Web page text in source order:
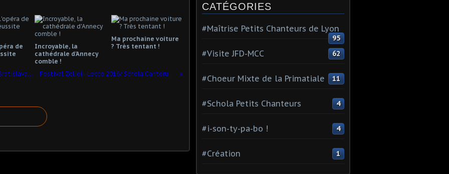
de
Incroyable, la
cathédrale d'Annecy
comble !
Ma prochaine voiture
? Très tentant !
Concert extraodinaire de gala par le Bratislava Boys choir Festival Zelioli-Lecco 2016/ Schola Cantorum de Aalst
CATÉGORIES
#Maîtrise Petits Chanteurs de Lyon
95
#Visite JFD-MCC 62
#Choeur Mixte de la Primatiale 11
#Schola Petits Chanteurs 4
#i-son-ty-pa-bo ! 4
#Création 1